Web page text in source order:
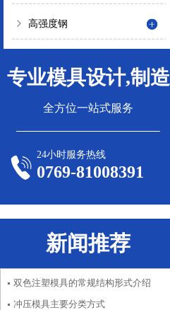
高强度钢
专业模具设计,制造
全方位一站式服务
24小时服务热线
0769-81008391
新闻推荐
双色注塑模具的常规结构形式介绍
冲压模具主要分类方式